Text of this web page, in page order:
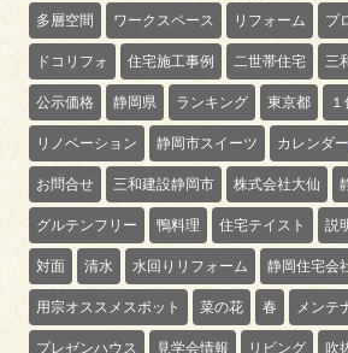
多層空間 ワークスペース リフォーム プ
ドコリフォ 住宅施工事例 二世帯住宅 三
公示価格 静岡県 ランキング 東京都
リノベーション 静岡市スイーツ カレンダー
お問合せ 三和建設静岡市 株式会社大仙
グルテンフリー 鴨料理 住宅テイスト 説
対面 清水 水回りリフォーム 静岡住宅会
用宗オススメスポット 菜の花 春 メンテ
プレゼンハウス 見学会情報 リビング 吹